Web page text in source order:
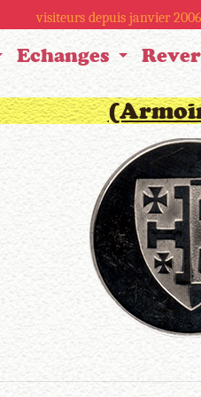
visiteurs depuis janvier
Echanges